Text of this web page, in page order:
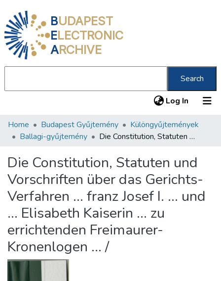
BUDAPEST
ELECTRONIC
ARCHIVE
Search
Log In (current)
Communities & Collections
Statistics
About us
Home Budapest Gyűjtemény
Különgyűjtemények
Ballagi-gyűjtemény
Die Constitution, Statuten und Vorschriften über das Gerichts-Verfahren ... franz Josef I. ... und ... Elisabeth Kaiserin ... zu errichtenden Freimaurer-Kronenlogen ... /
Die Constitution, Statuten und
Vorschriften über das Gerichts-
Verfahren ... franz Josef I. ... und
... Elisabeth Kaiserin ... zu
errichtenden Freimaurer-
Kronenlogen ... /